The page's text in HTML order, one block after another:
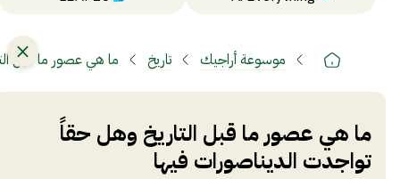
موسوعة أراجيك تاريخ ما هي عصور ما قبل
ما هي عصور ما قبل التاريخ وهل حقاً
تواجدت الديناصورات فيها